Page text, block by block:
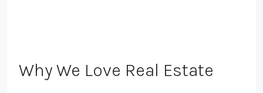
Why We Love Real Estate